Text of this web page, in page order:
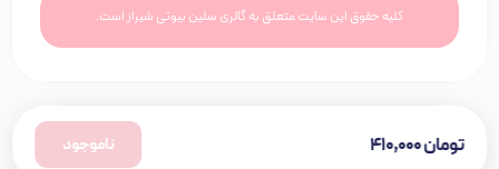
کلیه حقوق این سایت متعلق به گالری سلین بیوتی شیراز است.
تومان۴۱۰,۰۰۰ ناموجود